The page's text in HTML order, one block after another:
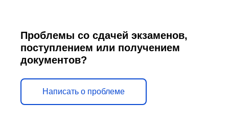
Проблемы со сдачей экзаменов,
поступлением или получением
документов?
Написать о проблеме